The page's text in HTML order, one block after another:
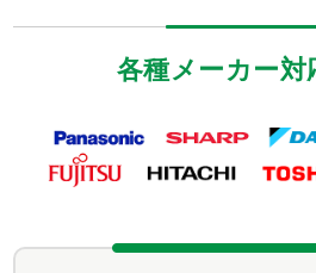
各種メーカー対